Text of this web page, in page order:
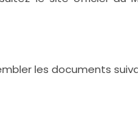
les documents